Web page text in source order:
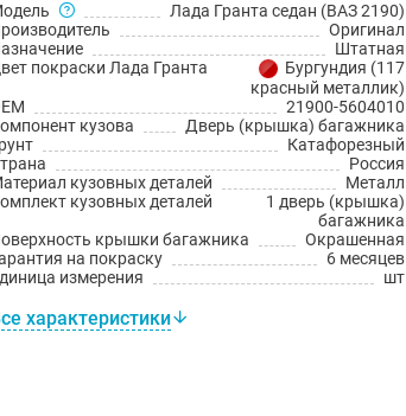
Лада Гранта седан (ВАЗ 2190)
Оригинал
Штатная
покраски Лада Гранта
Бургундия (117
красный металлик)
21900-5604010
кузова
Дверь (крышка) багажника
Катафорезный
Россия
кузовных деталей
Металл
кузовных деталей
1 дверь (крышка)
багажника
крышки багажника
Окрашенная
на покраску
6 месяцев
измерения
шт
характеристики